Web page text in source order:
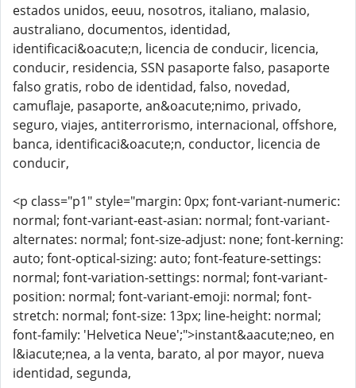
estados unidos, eeuu, nosotros, italiano, malasio,
australiano, documentos, identidad,
identificaci&oacute;n, licencia de conducir, licencia,
conducir, residencia, SSN pasaporte falso, pasaporte
falso gratis, robo de identidad, falso, novedad,
camuflaje, pasaporte, an&oacute;nimo, privado,
seguro, viajes, antiterrorismo, internacional, offshore,
banca, identificaci&oacute;n, conductor, licencia de
conducir,
<p class="p1" style="margin: 0px; font-variant-numeric:
normal; font-variant-east-asian: normal; font-variant-
alternates: normal; font-size-adjust: none; font-kerning:
auto; font-optical-sizing: auto; font-feature-settings:
normal; font-variation-settings: normal; font-variant-
position: normal; font-variant-emoji: normal; font-
stretch: normal; font-size: 13px; line-height: normal;
font-family: 'Helvetica Neue';">instant&aacute;neo, en
l&iacute;nea, a la venta, barato, al por mayor, nueva
identidad, segunda,